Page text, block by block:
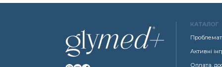
КАТАЛОГ
Активні
Оплата,